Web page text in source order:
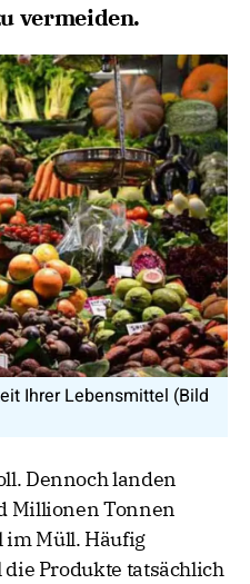
vermeiden.
Ihrer Lebensmittel (Bild
Dennoch landen
Millionen Tonnen
im Müll. Häufig
Produkte tatsächlich